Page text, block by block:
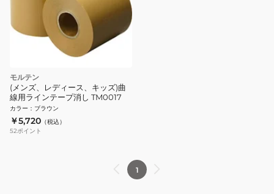
モルテン
(メンズ、レディース、キッズ)曲
線用ラインテープ消し TM0017
カラー ： ブラウン
￥5,720 （税込）
52ポイント
1